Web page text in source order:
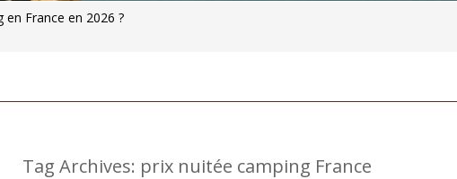
France en 2026 ?
Tag Archives: prix nuitée camping France